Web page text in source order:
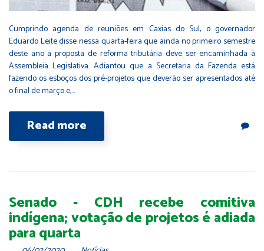
Cumprindo agenda de reuniões em Caxias do Sul, o governador
Eduardo Leite disse nessa quarta-feira que ainda no primeiro semestre
deste ano a proposta de reforma tributária deve ser encaminhada à
Assembleia Legislativa. Adiantou que a Secretaria da Fazenda está
fazendo os esboços dos pré-projetos que deverão ser apresentados até
o final de março e,…
Read more
Senado - CDH recebe comitiva
indígena; votação de projetos é adiada
para quarta